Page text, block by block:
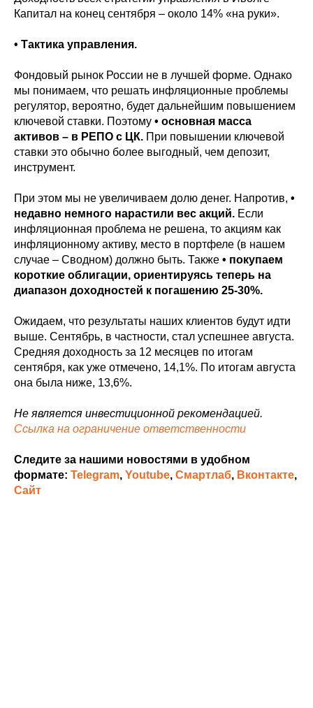
Капитал на конец сентября – около 14% «на руки».
• Тактика управления.
Фондовый рынок России не в лучшей форме. Однако
мы понимаем, что решать инфляционные проблемы
регулятор, вероятно, будет дальнейшим повышением
ключевой ставки. Поэтому • основная масса
активов – в РЕПО с ЦК. При повышении ключевой
ставки это обычно более выгодный, чем депозит,
инструмент.
При этом мы не увеличиваем долю денег. Напротив, •
недавно немного нарастили вес акций. Если
инфляционная проблема не решена, то акциям как
инфляционному активу, место в портфеле (в нашем
случае – Сводном) должно быть. Также • покупаем
короткие облигации, ориентируясь теперь на
диапазон доходностей к погашению 25-30%.
Ожидаем, что результаты наших клиентов будут идти
выше. Сентябрь, в частности, стал успешнее августа.
Средняя доходность за 12 месяцев по итогам
сентября, как уже отмечено, 14,1%. По итогам августа
она была ниже, 13,6%.
Не является инвестиционной рекомендацией.
Ссылка на ограничение ответственности
Следите за нашими новостями в удобном
формате: Telegram, Youtube, Смартлаб, Вконтакте,
Сайт